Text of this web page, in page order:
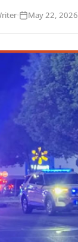
· May 22, 2026